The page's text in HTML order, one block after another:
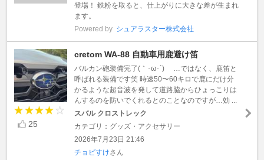
登場！ 鉄粉を取ると、仕上がりに大きな差が生まれ
ます。
Powered by シュアラスター株式会社
25
cretom WA-88 自動車用鹿避け笛
バルカン砲装備完了(｀･ω･´)ゞ …ではなく、鹿笛と
呼ばれる装備です笑 時速50〜60キロで鹿にだけ分
かるような超音波を発して道路脇からひょっこりは
んするのを防いでくれるとのことなのですが…効 ...
スバル クロストレック
カテゴリ：グッズ・アクセサリー
2026年7月23日 21:46
チョビすけさん